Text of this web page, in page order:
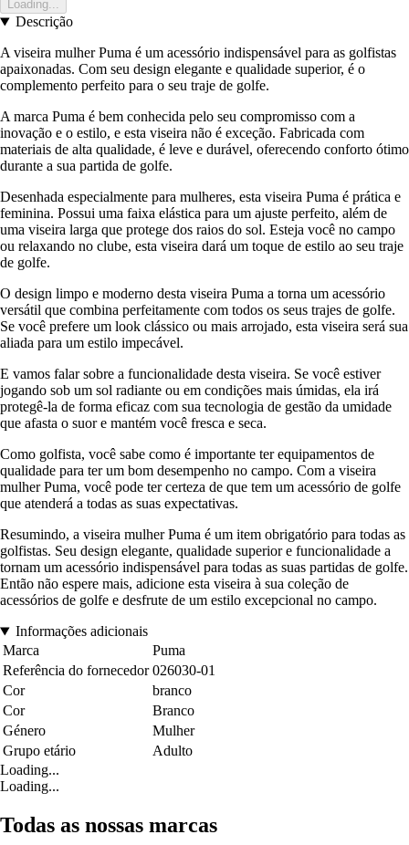
Loading...
Descrição
A viseira mulher Puma é um acessório indispensável para as golfistas
apaixonadas. Com seu design elegante e qualidade superior, é o
complemento perfeito para o seu traje de golfe.
A marca Puma é bem conhecida pelo seu compromisso com a
inovação e o estilo, e esta viseira não é exceção. Fabricada com
materiais de alta qualidade, é leve e durável, oferecendo conforto ótimo
durante a sua partida de golfe.
Desenhada especialmente para mulheres, esta viseira Puma é prática e
feminina. Possui uma faixa elástica para um ajuste perfeito, além de
uma viseira larga que protege dos raios do sol. Esteja você no campo
ou relaxando no clube, esta viseira dará um toque de estilo ao seu traje
de golfe.
O design limpo e moderno desta viseira Puma a torna um acessório
versátil que combina perfeitamente com todos os seus trajes de golfe.
Se você prefere um look clássico ou mais arrojado, esta viseira será sua
aliada para um estilo impecável.
E vamos falar sobre a funcionalidade desta viseira. Se você estiver
jogando sob um sol radiante ou em condições mais úmidas, ela irá
protegê-la de forma eficaz com sua tecnologia de gestão da umidade
que afasta o suor e mantém você fresca e seca.
Como golfista, você sabe como é importante ter equipamentos de
qualidade para ter um bom desempenho no campo. Com a viseira
mulher Puma, você pode ter certeza de que tem um acessório de golfe
que atenderá a todas as suas expectativas.
Resumindo, a viseira mulher Puma é um item obrigatório para todas as
golfistas. Seu design elegante, qualidade superior e funcionalidade a
tornam um acessório indispensável para todas as suas partidas de golfe.
Então não espere mais, adicione esta viseira à sua coleção de
acessórios de golfe e desfrute de um estilo excepcional no campo.
Informações adicionais
Marca
Puma
Referência do fornecedor 026030-01
Cor
branco
Cor
Branco
Género
Mulher
Grupo etário
Adulto
Loading...
Loading...
Todas as nossas marcas